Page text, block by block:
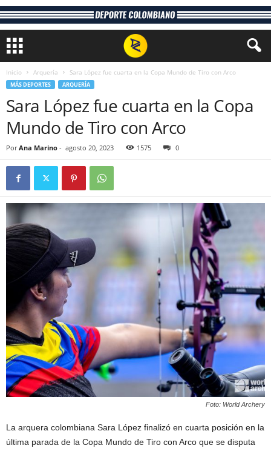
Inicio Arquería Sara López fue cuarta en la Copa Mundo de Tiro con Arco
MÁS DEPORTES ARQUERÍA
Sara López fue cuarta en la Copa
Mundo de Tiro con Arco
Por Ana Marino - agosto 20, 2023 1575 0
Foto: World Archery
La arquera colombiana Sara López finalizó en cuarta posición en la
última parada de la Copa Mundo de Tiro con Arco que se disputa